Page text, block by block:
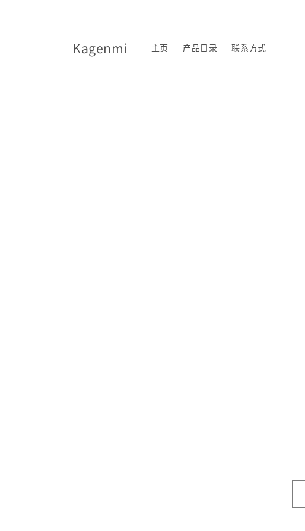
Kagenmi 主页 产品目录 联系方式